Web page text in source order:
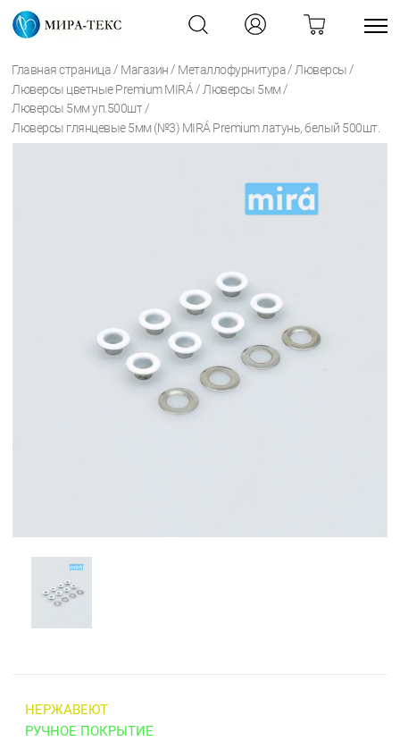
Главная страница / Магазин / Металлофурнитура / Люверсы /
Люверсы цветные Premium MIRÁ / Люверсы 5мм /
Люверсы 5мм уп.500шт /
Люверсы глянцевые 5мм (№3) MIRÁ Premium латунь, белый 500шт.
НЕРЖАВЕЮТ
РУЧНОЕ ПОКРЫТИЕ